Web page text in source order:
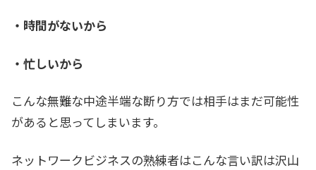
・時間がないから
・忙しいから
こんな無難な中途半端な断り方では相手はまだ可能性
があると思ってしまいます。
ネットワークビジネスの熟練者はこんな言い訳は沢山